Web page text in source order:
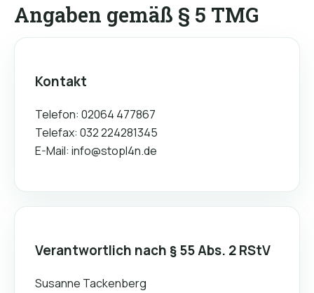
Angaben gemäß § 5 TMG
Kontakt
Telefon: 02064 477867
Telefax: 032 224281345
E-Mail: info@stopl4n.de
Verantwortlich nach § 55 Abs. 2 RStV
Susanne Tackenberg